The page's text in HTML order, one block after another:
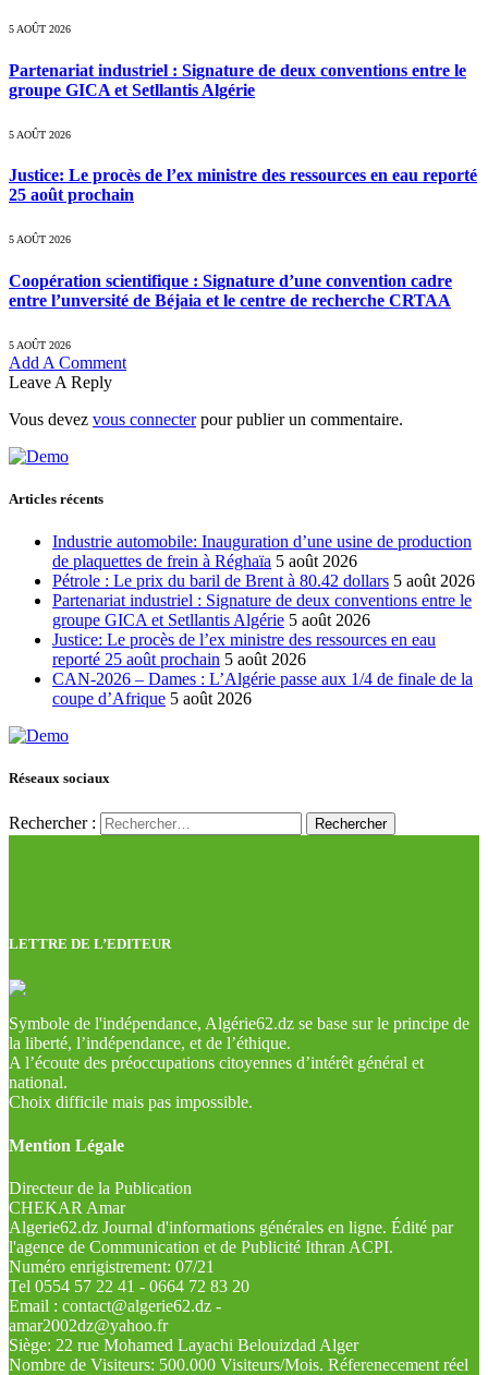
5 AOÛT 2026
Partenariat industriel : Signature de deux conventions entre le
groupe GICA et Setllantis Algérie
5 AOÛT 2026
Justice: Le procès de l’ex ministre des ressources en eau reporté
25 août prochain
5 AOÛT 2026
Coopération scientifique : Signature d’une convention cadre
entre l’unversité de Béjaia et le centre de recherche CRTAA
5 AOÛT 2026
Add A Comment
Leave A Reply
Vous devez vous connecterpour publier un commentaire.
Articles récents
Industrie automobile: Inauguration d’une usine de production
de plaquettes de frein à Réghaïa 5 août 2026
Pétrole : Le prix du baril de Brent à 80.42 dollars 5 août 2026
Partenariat industriel : Signature de deux conventions entre le
groupe GICA et Setllantis Algérie 5 août 2026
Justice: Le procès de l’ex ministre des ressources en eau
reporté 25 août prochain 5 août 2026
CAN-2026 – Dames : L’Algérie passe aux 1/4 de finale de la
coupe d’Afrique 5 août 2026
Réseaux sociaux
Rechercher :
LETTRE DE L’EDITEUR
Symbole de l'indépendance, Algérie62.dz se base sur le principe de
la liberté, l’indépendance, et de l’éthique.
A l’écoute des préoccupations citoyennes d’intérêt général et
national.
Choix difficile mais pas impossible.
Mention Légale
Directeur de la Publication
CHEKAR Amar
Algerie62.dz Journal d'informations générales en ligne. Édité par
l'agence de Communication et de Publicité Ithran ACPI.
Numéro enrigistrement: 07/21
Tel 0554 57 22 41 - 0664 72 83 20
Email : contact@algerie62.dz -
amar2002dz@yahoo.fr
Siège: 22 rue Mohamed Layachi Belouizdad Alger
Nombre de Visiteurs: 500.000 Visiteurs/Mois. Réferenecement réel